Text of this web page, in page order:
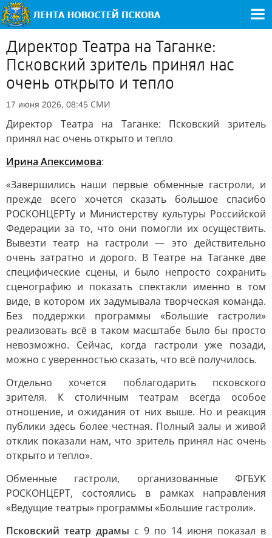
Директор Театра на Таганке:
Псковский зритель принял нас
очень открыто и тепло
17 июня 2026, 08:45 СМИ
Директор Театра на Таганке: Псковский зритель
принял нас очень открыто и тепло
Ирина Апексимова:
«Завершились наши первые обменные гастроли, и
прежде всего хочется сказать большое спасибо
РОСКОНЦЕРТу и Министерству культуры Российской
Федерации за то, что они помогли их осуществить.
Вывезти театр на гастроли — это действительно
очень затратно и дорого. В Театре на Таганке две
специфические сцены, и было непросто сохранить
сценографию и показать спектакли именно в том
виде, в котором их задумывала творческая команда.
Без поддержки программы «Большие гастроли»
реализовать всё в таком масштабе было бы просто
невозможно. Сейчас, когда гастроли уже позади,
можно с уверенностью сказать, что всё получилось.
Отдельно хочется поблагодарить псковского
зрителя. К столичным театрам всегда особое
отношение, и ожидания от них выше. Но и реакция
публики здесь более честная. Полный залы и живой
отклик показали нам, что зритель принял нас очень
открыто и тепло».
Обменные гастроли, организованные ФГБУК
РОСКОНЦЕРТ, состоялись в рамках направления
«Ведущие театры» программы «Большие гастроли».
Псковский театр драмы с 9 по 14 июня показал в